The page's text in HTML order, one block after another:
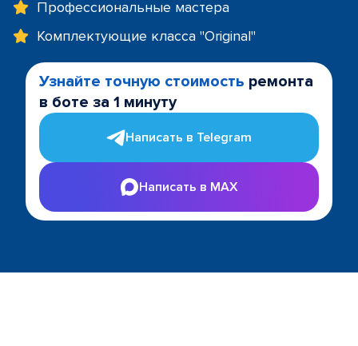
Профессиональные мастера
Комплектующие класса "Original"
Узнайте точную стоимость ремонта
в боте за 1 минуту
Написать в Telegram
Написать в MAX